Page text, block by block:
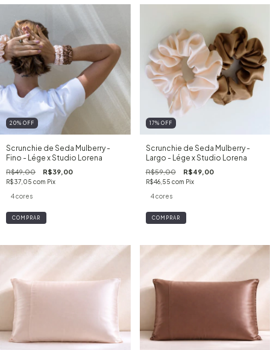
20% OFF
Scrunchie de Seda Mulberry -
Fino - Lége x Studio Lorena
R$49,00 R$39,00
R$37,05 com Pix
4 cores
COMPRAR
17% OFF
Scrunchie de Seda Mulberry -
Largo - Lége x Studio Lorena
R$59,00 R$49,00
R$46,55 com Pix
4 cores
COMPRAR